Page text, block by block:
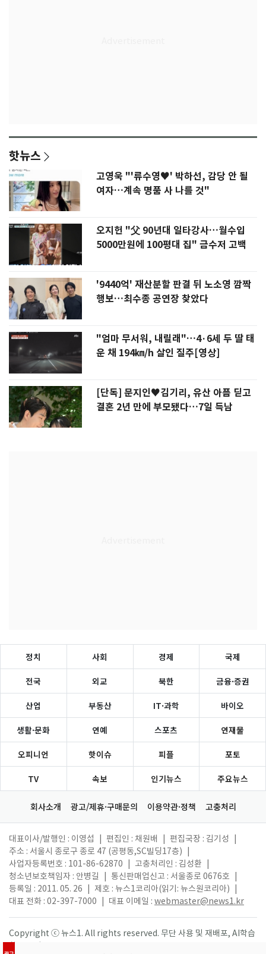
핫뉴스
고영욱 "'류수영♥' 박하선, 감당 안 될
여자…계속 명품 사 나를 것"
오지헌 "父 90년대 일타강사…월수입
5000만원에 100평대 집" 금수저 고백
'9440억' 재산분할 판결 뒤 노소영 깜짝
행보…최수종 공연장 찾았다
"엄마 무서워, 내릴래"…4·6세 두 딸 태
운 채 194㎞/h 살인 질주[영상]
[단독] 문지인♥김기리, 유산 아픔 딛고
결혼 2년 만에 부모됐다…7일 득남
정치 사회 경제 국제
전국 외교 북한 금융·증권
산업 부동산 IT·과학 바이오
생활·문화 연예 스포츠 연재물
오피니언 핫이슈 피플 포토
TV 속보 인기뉴스 주요뉴스
회사소개 광고/제휴·구매문의 이용약관·정책 고충처리
대표이사/발행인 : 이영섭 편집인 : 채원배 편집국장 : 김기성
주소 : 서울시 종로구 종로 47 (공평동,SC빌딩17층)
사업자등록번호 : 101-86-62870
고충처리인 : 김성환
청소년보호책임자 : 안병길
통신판매업신고 : 서울종로 0676호
등록일 : 2011. 05. 26
제호 : 뉴스1코리아(읽기: 뉴스원코리아)
대표 전화 : 02-397-7000
대표 이메일 : webmaster@news1.kr
Copyright ⓒ 뉴스1. All rights reserved. 무단 사용 및 재배포, AI학습
활용 금지.